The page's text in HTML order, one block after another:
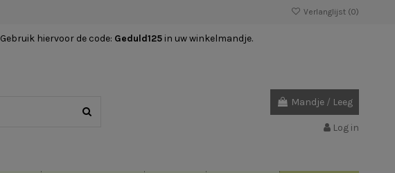
Verlanglijst (0)
Gebruik hiervoor de code: Geduld125 in uw winkelmandje.
Mandje / Leeg
Log in